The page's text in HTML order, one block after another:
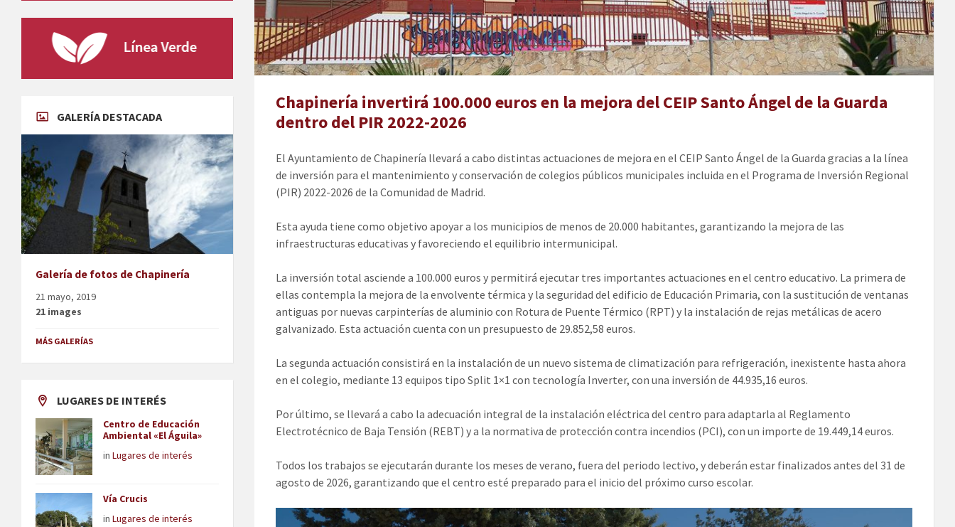
Chapinería invertirá 100.000 euros en la mejora del CEIP Santo Ángel de la Guarda
dentro del PIR 2022-2026
El Ayuntamiento de Chapinería llevará a cabo distintas actuaciones de mejora en el CEIP Santo Ángel de la Guarda gracias a la línea
de inversión para el mantenimiento y conservación de colegios públicos municipales incluida en el Programa de Inversión Regional
(PIR) 2022-2026 de la Comunidad de Madrid.
Esta ayuda tiene como objetivo apoyar a los municipios de menos de 20.000 habitantes, garantizando la mejora de las
infraestructuras educativas y favoreciendo el equilibrio intermunicipal.
La inversión total asciende a 100.000 euros y permitirá ejecutar tres importantes actuaciones en el centro educativo. La primera de
ellas contempla la mejora de la envolvente térmica y la seguridad del edificio de Educación Primaria, con la sustitución de ventanas
antiguas por nuevas carpinterías de aluminio con Rotura de Puente Térmico (RPT) y la instalación de rejas metálicas de acero
galvanizado. Esta actuación cuenta con un presupuesto de 29.852,58 euros.
La segunda actuación consistirá en la instalación de un nuevo sistema de climatización para refrigeración, inexistente hasta ahora
en el colegio, mediante 13 equipos tipo Split 1×1 con tecnología Inverter, con una inversión de 44.935,16 euros.
Por último, se llevará a cabo la adecuación integral de la instalación eléctrica del centro para adaptarla al Reglamento
Electrotécnico de Baja Tensión (REBT) y a la normativa de protección contra incendios (PCI), con un importe de 19.449,14 euros.
Todos los trabajos se ejecutarán durante los meses de verano, fuera del periodo lectivo, y deberán estar finalizados antes del 31 de
agosto de 2026, garantizando que el centro esté preparado para el inicio del próximo curso escolar.
GALERÍA DESTACADA
Galería de fotos de Chapinería
21 mayo, 2019
21 images
MÁS GALERÍAS
LUGARES DE INTERÉS
Centro de Educación
Ambiental «El Águila»
in Lugares de interés
Vía Crucis
in Lugares de interés